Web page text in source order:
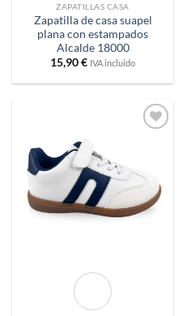
ZAPATILLAS CASA
Zapatilla de casa suapel
plana con estampados
Alcalde 18000
15,90€ IVA incluido